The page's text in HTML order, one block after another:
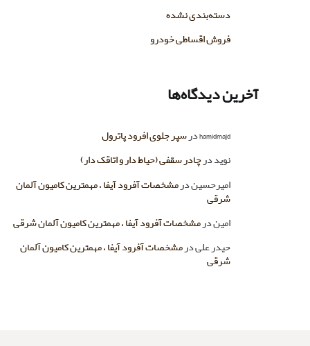
دسته‌بندی نشده
فروش اقساطی خودرو
آخرین دیدگاه‌ها
hamidmajdدرسپر جلوی افرود پاترول
نویددرچادر سقفی (حیاط دار و اتاقک دار)
امیرحسیندرمشخصات آفرود آیفا ، مهمترین کامیون آلمان
شرقی
امیندرمشخصات آفرود آیفا ، مهمترین کامیون آلمان شرقی
حیدر علیدرمشخصات آفرود آیفا ، مهمترین کامیون آلمان
شرقی